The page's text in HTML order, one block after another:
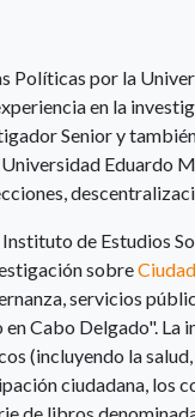
Políticas por la
en la
Senior y
Eduardo
de Estudios
sobre
servicios
Cabo Delgado". La
(incluyendo la
ciudadana, los